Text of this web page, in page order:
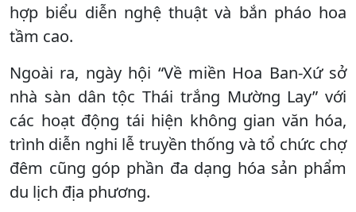
hợp biểu diễn nghệ thuật và bắn pháo hoa
tầm cao.
Ngoài ra, ngày hội “Về miền Hoa Ban-Xứ sở
nhà sàn dân tộc Thái trắng Mường Lay” với
các hoạt động tái hiện không gian văn hóa,
trình diễn nghi lễ truyền thống và tổ chức chợ
đêm cũng góp phần đa dạng hóa sản phẩm
du lịch địa phương.